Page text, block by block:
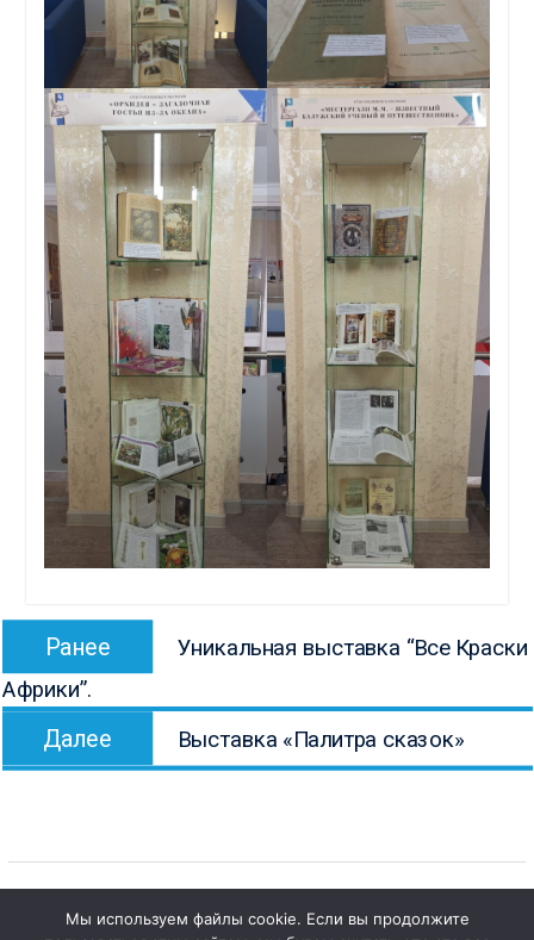
Навигация
записям
Ранее
запись:
Уникальная выставка “Все Краски
Африки”.
Далее
запись:
Выставка «Палитра сказок»
Мы используем файлы cookie. Если вы продолжите